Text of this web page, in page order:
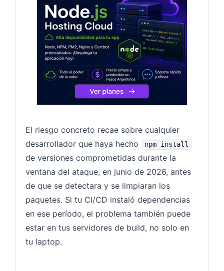
El riesgo concreto recae sobre cualquier
desarrollador que haya hecho
npm install
de versiones comprometidas durante la
ventana del ataque, en junio de 2026, antes
de que se detectara y se limpiaran los
paquetes. Si tu CI/CD instaló dependencias
en ese período, el problema también puede
estar en tus servidores de build, no solo en
tu laptop.